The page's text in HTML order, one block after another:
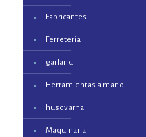
Fabricantes
Ferreteria
garland
Herramientas a mano
husqvarna
Maquinaria